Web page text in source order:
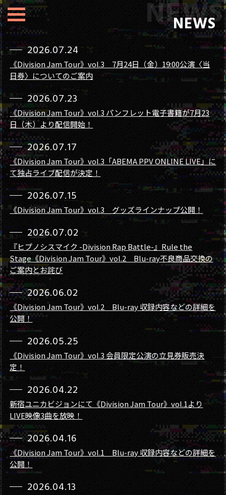
NEWS
2026.07.24
《Division Jam Tour》vol.3 7月24日（金）19:00公演〈当
日券〉についてのご案内
2026.07.23
《Division Jam Tour》vol.3 パンフレット電子書籍が7月23
日（木）より配信開始！
2026.07.17
《Division Jam Tour》vol.3「ABEMA PPV ONLINE LIVE」に
て独占ライブ配信が決定！
2026.07.15
《Division Jam Tour》vol.3 グッズラインナップ公開！
2026.07.02
『ヒプノシスマイク -Division Rap Battle-』Rule the
Stage《Division Jam Tour》vol.2 Blu-ray不良商品交換の
ご案内とお詫び
2026.06.02
《Division Jam Tour》vol.2 Blu-ray 収録内容などの詳細を
公開！
2026.05.25
《Division Jam Tour》vol.3 会員限定公演の立見券販売決
定！
2026.04.22
新宿ユニカビジョンにて《Division Jam Tour》vol.1より
LIVE映像3曲を放映！
2026.04.16
《Division Jam Tour》vol.1 Blu-ray 収録内容などの詳細を
公開！
2026.04.13